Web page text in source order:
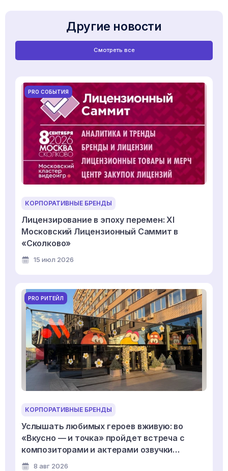
Другие новости
Смотреть все
PRO СОБЫТИЯ
КОРПОРАТИВНЫЕ БРЕНДЫ
Лицензирование в эпоху перемен: XI
Московский Лицензионный Саммит в
«Сколково»
15 июл 2026
PRO РИТЕЙЛ
КОРПОРАТИВНЫЕ БРЕНДЫ
Услышать любимых героев вживую: во
«Вкусно — и точка» пройдет встреча с
композиторами и актерами озвучки
мультсериала «Смешарики»
8 авг 2026